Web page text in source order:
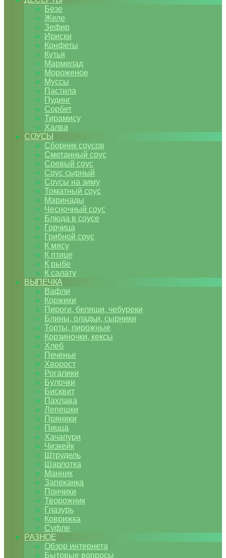
Безе
Желе
Зефир
Ириски
Конфеты
Кутья
Мармелад
Мороженое
Муссы
Пастила
Пудинг
Сорбет
Тирамису
Халва
СОУСЫ
Сборник соусов
Сметанный соус
Соевый соус
Соус сырный
Соусы на зиму
Томатный соус
Маринады
Чесночный соус
Блюда в соусе
Горчица
Грибной соус
К мясу
К птице
К рыбе
К салату
ВЫПЕЧКА
Вафли
Коржики
Пироги, беляши, чебуреки
Блины, оладьи, сырники
Торты, пирожные
Корзиночки, кексы
Хлеб
Печенье
Хворост
Рогалики
Булочки
Бисквит
Пахлава
Лепешки
Пряники
Пицца
Хачапури
Чизкейк
Штрудель
Шарлотка
Манник
Запеканка
Пончики
Творожник
Глазурь
Коврижка
Суфле
РАЗНОЕ
Обзор интернета
Бытовые вопросы